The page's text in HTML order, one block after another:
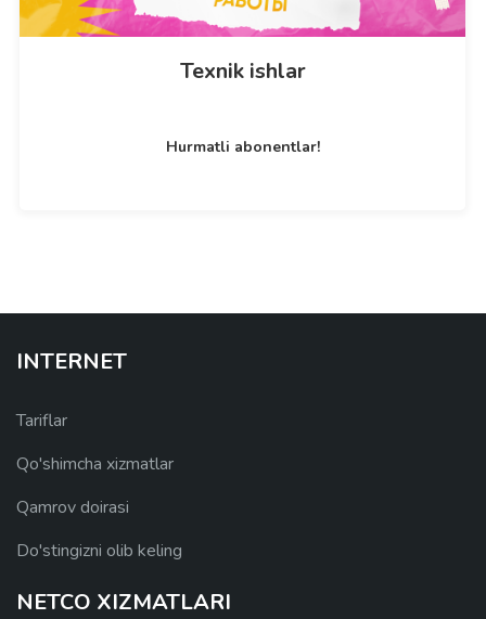
Texnik ishlar
Hurmatli abonentlar!
INTERNET
Tariflar
Qo'shimcha xizmatlar
Qamrov doirasi
Do'stingizni olib keling
NETCO XIZMATLARI